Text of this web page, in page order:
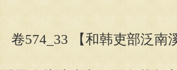
卷574_33 【和韩吏部泛南